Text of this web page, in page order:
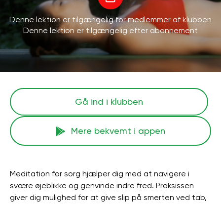
Denne lektion er tilgængelig for medlemmer af klubben
Denne lektion er tilgængelig efter abonnement
Gå ind i klubben
Mere bekvemt i appen
Meditation for sorg hjælper dig med at navigere i
svære øjeblikke og genvinde indre fred. Praksissen
giver dig mulighed for at give slip på smerten ved tab,